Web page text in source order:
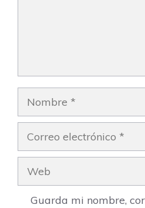
Nombre
Correo
electrónico
Web
Guarda mi nombre,